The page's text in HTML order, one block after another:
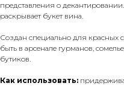
представления о
раскрывает букет вина.
Создан специально для красных
быть в арсенале гурманов,
бутиков.
Как использовать: